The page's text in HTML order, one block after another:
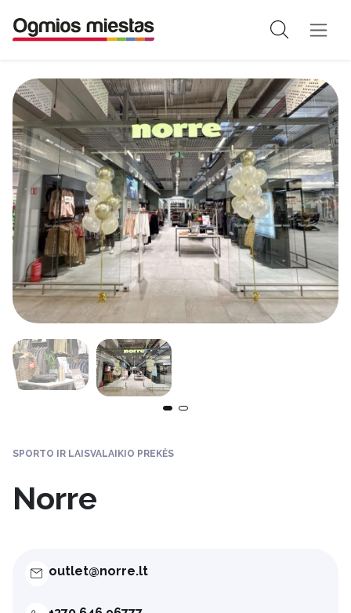
SPORTO IR LAISVALAIKIO PREKĖS
Norre
outlet@norre.lt